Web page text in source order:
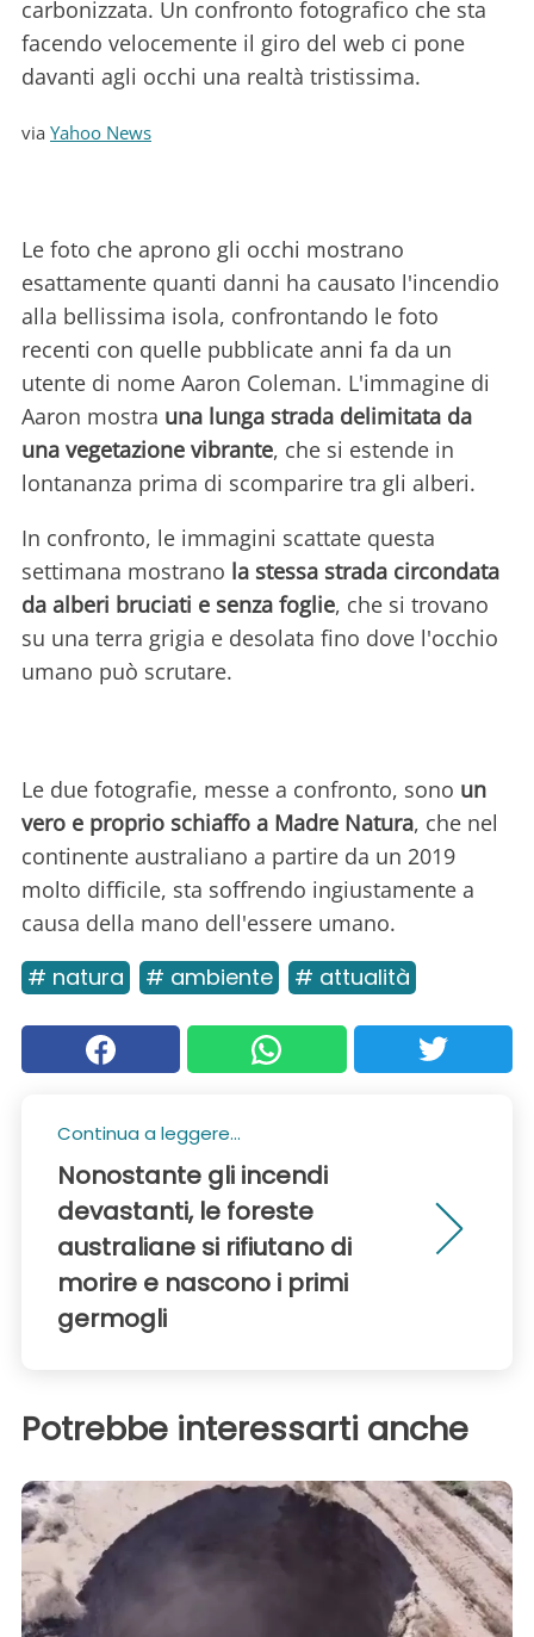
carbonizzata. Un confronto fotografico che sta
facendo velocemente il giro del web ci pone
davanti agli occhi una realtà tristissima.
via Yahoo News
Le foto che aprono gli occhi mostrano
esattamente quanti danni ha causato l'incendio
alla bellissima isola, confrontando le foto
recenti con quelle pubblicate anni fa da un
utente di nome Aaron Coleman. L'immagine di
Aaron mostra una lunga strada delimitata da
una vegetazione vibrante, che si estende in
lontananza prima di scomparire tra gli alberi.
In confronto, le immagini scattate questa
settimana mostrano la stessa strada circondata
da alberi bruciati e senza foglie, che si trovano
su una terra grigia e desolata fino dove l'occhio
umano può scrutare.
Le due fotografie, messe a confronto, sono un
vero e proprio schiaffo a Madre Natura, che nel
continente australiano a partire da un 2019
molto difficile, sta soffrendo ingiustamente a
causa della mano dell'essere umano.
# natura # ambiente # attualità
Continua a leggere...
Nonostante gli incendi
devastanti, le foreste
australiane si rifiutano di
morire e nascono i primi
germogli
Potrebbe interessarti anche